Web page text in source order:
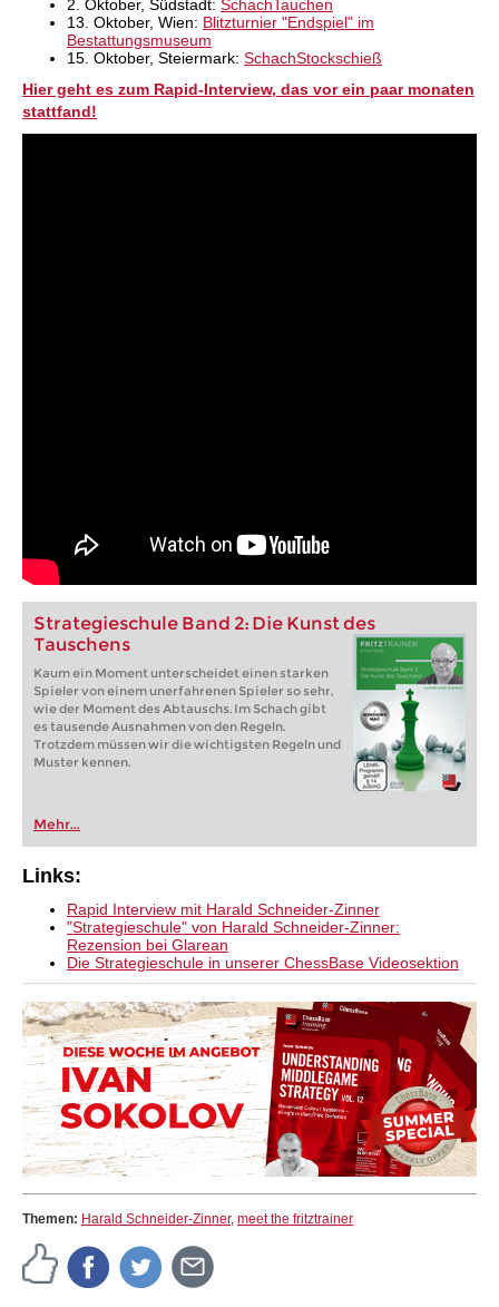
2. Oktober, Südstadt: SchachTauchen
13. Oktober, Wien: Blitzturnier "Endspiel" im
Bestattungsmuseum
15. Oktober, Steiermark: SchachStockschieß
Hier geht es zum Rapid-Interview, das vor ein paar monaten
stattfand!
Strategieschule Band 2: Die Kunst des
Tauschens
Kaum ein Moment unterscheidet einen starken
Spieler von einem unerfahrenen Spieler so sehr,
wie der Moment des Abtauschs. Im Schach gibt
es tausende Ausnahmen von den Regeln.
Trotzdem müssen wir die wichtigsten Regeln und
Muster kennen.
Mehr...
Links:
Rapid Interview mit Harald Schneider-Zinner
"Strategieschule" von Harald Schneider-Zinner:
Rezension bei Glarean
Die Strategieschule in unserer ChessBase Videosektion
Themen: Harald Schneider-Zinner, meet the fritztrainer